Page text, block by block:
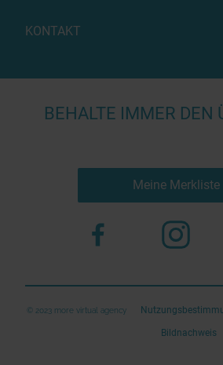
KONTAKT
BEHALTE IMMER DEN
Meine Merkliste
© 2023 more virtual agency
Bildnachweis